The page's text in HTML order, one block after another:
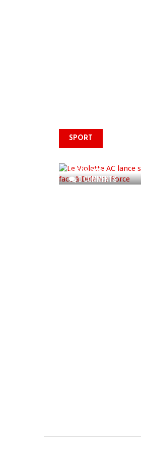
SPORT
0 COMMENTS
Le Violette AC
campagne
AUG 04, 2026